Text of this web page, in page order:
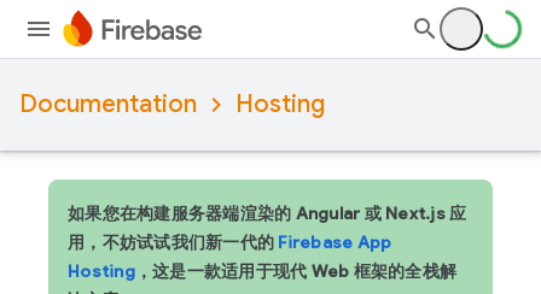
Documentation Hosting
如果您在构建服务器端渲染的 Angular 或 Next.js 应
用，不妨试试我们新一代的 Firebase App
Hosting，这是一款适用于现代 Web 框架的全栈解